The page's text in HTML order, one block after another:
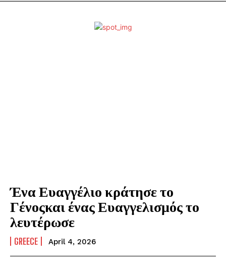
Ένα Ευαγγέλιο κράτησε το
Γένοςκαι ένας Ευαγγελισμός το
λευτέρωσε
GREECE April 4, 2026